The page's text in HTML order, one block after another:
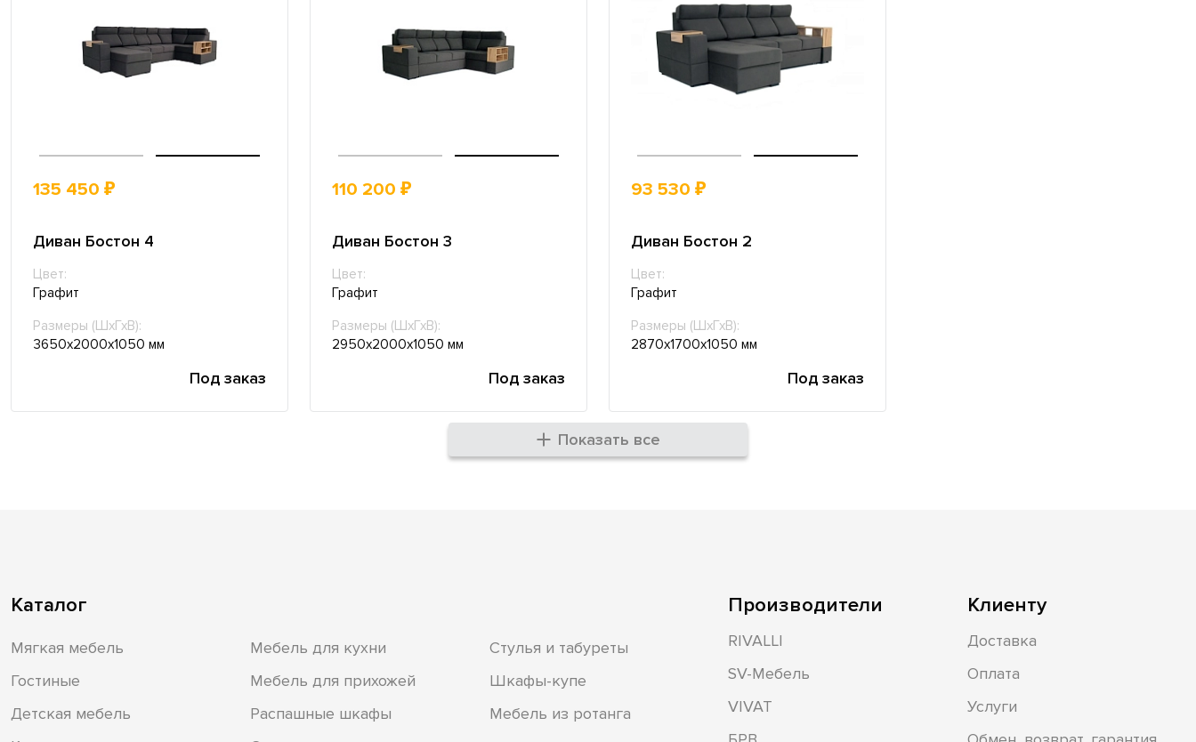
135 450 ₽
Диван Бостон 4
Цвет:
Графит
Размеры (ШхГхВ):
3650х2000х1050 мм
Под заказ
110 200 ₽
Диван Бостон 3
Цвет:
Графит
Размеры (ШхГхВ):
2950х2000х1050 мм
Под заказ
93 530 ₽
Диван Бостон 2
Цвет:
Графит
Размеры (ШхГхВ):
2870х1700х1050 мм
Под заказ
Показать все
Каталог
Мягкая мебель
Гостиные
Детская мебель
Мебель для кухни
Мебель для прихожей
Распашные шкафы
Стулья и табуреты
Шкафы-купе
Мебель из ротанга
Производители
RIVALLI
SV-Мебель
VIVAT
Клиенту
Доставка
Оплата
Услуги